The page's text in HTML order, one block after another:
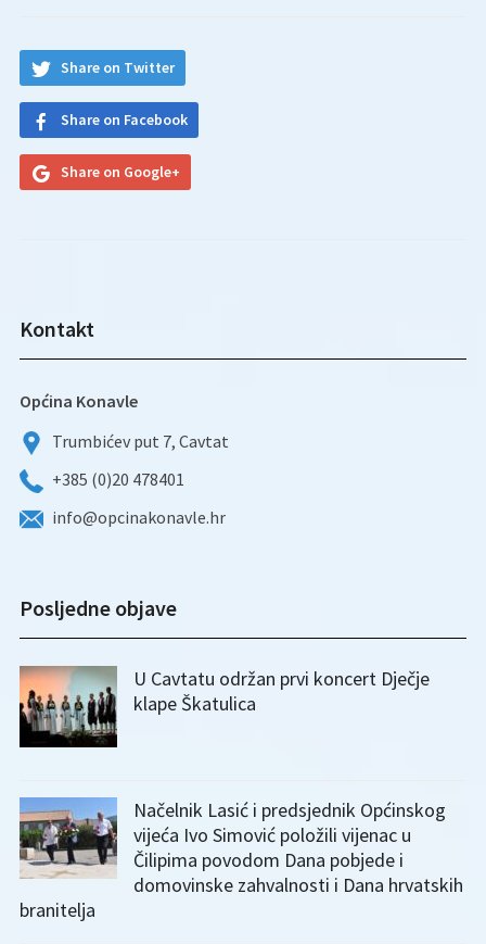
Share on Twitter
Share on Facebook
Share on Google+
Kontakt
Općina Konavle
Trumbićev put 7, Cavtat
+385 (0)20 478401
info@opcinakonavle.hr
Posljedne objave
U Cavtatu održan prvi koncert Dječje
klape Škatulica
Načelnik Lasić i predsjednik Općinskog
vijeća Ivo Simović položili vijenac u
Čilipima povodom Dana pobjede i
domovinske zahvalnosti i Dana hrvatskih
branitelja